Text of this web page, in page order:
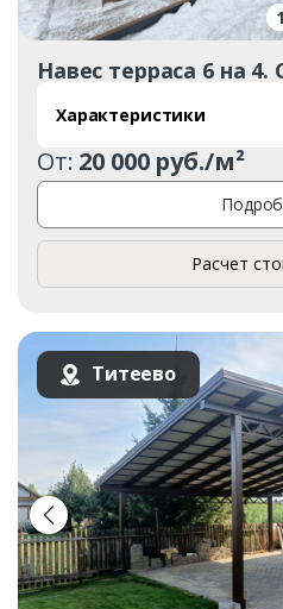
1
Навес терраса 6 на 4.
Характеристики
От: 20 000 руб./м²
Расчет
Титеево